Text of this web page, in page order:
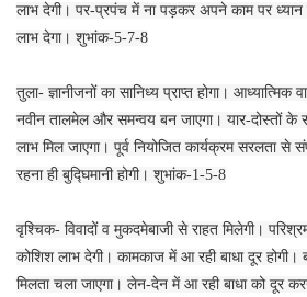
लाभ देगी। पर-प्रपंच में ना पड़कर अपने काम पर
लाभ देगा। शुभांक-5-7-8
तुला- ज्ञानीजनों का सानिध्य प्राप्त होगा। आध्यात्मिक
नवीन तालमेल और समन्वय बन जाएगा। यार-दोस्तों के
लाभ मिल जाएगा। पूर्व नियोजित कार्यक्रम सरलता से
रहना ही बुद्घिमानी होगी। शुभांक-1-5-8
वृश्चिक- विवादों व मुकदमेबाजी से राहत मिलेगी।
कोशिश लाभ देगी। कामकाज में आ रही बाधा दूर
मिलता चला जाएगा। लेन-देन में आ रही बाधा को दूर